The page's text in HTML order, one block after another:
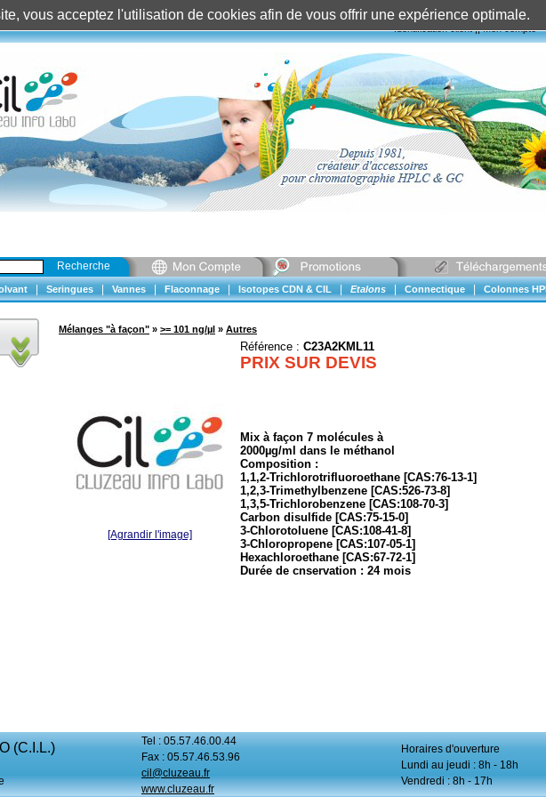
ng/µl destiné au secteur Etalons">
Identification client||Mon compte
Recherche
Seringues Vannes Flaconnage Isotopes CDN & CIL Etalons Connectique Colonnes
Mélanges "à façon" » >= 101 ng/µl » Autres
[Agrandir l'image]
Référence : C23A2KML11
PRIX SUR DEVIS
Mix à façon 7 molécules à
2000µg/ml dans le méthanol
Composition :
1,1,2-Trichlorotrifluoroethane [CAS:76-13-1]
1,2,3-Trimethylbenzene [CAS:526-73-8]
1,3,5-Trichlorobenzene [CAS:108-70-3]
Carbon disulfide [CAS:75-15-0]
3-Chlorotoluene [CAS:108-41-8]
3-Chloropropene [CAS:107-05-1]
Hexachloroethane [CAS:67-72-1]
Durée de cnservation : 24 mois
(C.I.L.)
Tel : 05.57.46.00.44
Fax : 05.57.46.53.96
cil@cluzeau.fr
www.cluzeau.fr
Horaires d'ouverture
Lundi au jeudi : 8h - 18h
Vendredi : 8h - 17h
vous acceptez l'utilisation de cookies afin de vous offrir une expérience optimale.